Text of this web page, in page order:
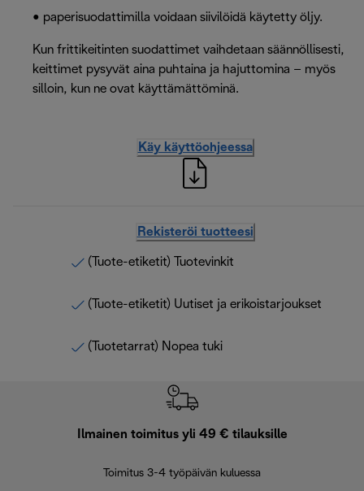
• paperisuodattimilla voidaan siivilöidä käytetty öljy.
Kun frittikeitinten suodattimet vaihdetaan säännöllisesti,
keittimet pysyvät aina puhtaina ja hajuttomina – myös
silloin, kun ne ovat käyttämättöminä.
Käy käyttöohjeessa
Rekisteröi tuotteesi
(Tuote-etiketit) Tuotevinkit
(Tuote-etiketit) Uutiset ja erikoistarjoukset
(Tuotetarrat) Nopea tuki
Ilmainen toimitus yli 49 € tilauksille
Toimitus 3-4 työpäivän kuluessa